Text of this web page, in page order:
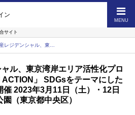
ン
MENU
サイト
ル、東京湾岸エリア活性化プロ
」 SDGsをテーマにした
催 2023年3月11日（土）・12日
園（東京都中央区）